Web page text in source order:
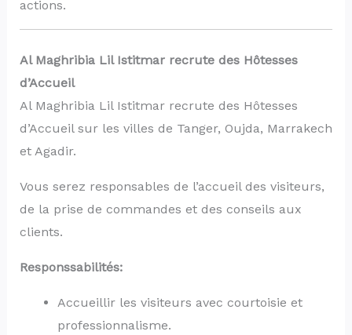
actions.
Al Maghribia Lil Istitmar recrute des Hôtesses
d’Accueil
Al Maghribia Lil Istitmar recrute des Hôtesses
d’Accueil sur les villes de Tanger, Oujda, Marrakech
et Agadir.
Vous serez responsables de l’accueil des visiteurs,
de la prise de commandes et des conseils aux
clients.
Responssabilités:
Accueillir les visiteurs avec courtoisie et
professionnalisme.